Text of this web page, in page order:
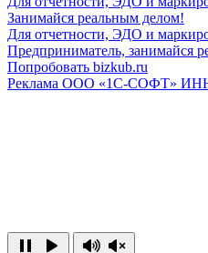
Занимайся реальным делом!
Для отчетности, ЭДО и
Предприниматель, занимайся
Попробовать bizkub.ru
Реклама ООО «1С-СОФТ» ИНН